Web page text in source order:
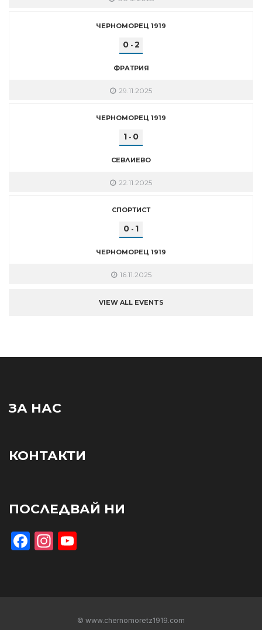
ЧЕРНОМОРЕЦ 1919
0- 2
ФРАТРИЯ
29.11.2025
ЧЕРНОМОРЕЦ 1919
1 - 0
СЕВЛИЕВО
22.11.2025
СПОРТИСТ
0 - 1
ЧЕРНОМОРЕЦ 1919
16.11.2025
VIEW ALL EVENTS
ЗА НАС
КОНТАКТИ
ПОСЛЕДВАЙ НИ
Facebook
Instagram
© www.chernomoretz1919.com